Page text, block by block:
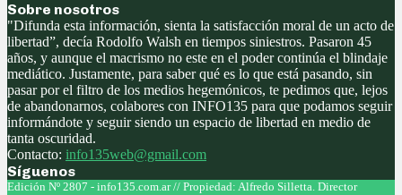
Sobre nosotros
"Difunda esta información, sienta la satisfacción moral de un acto de
libertad”, decía Rodolfo Walsh en tiempos siniestros. Pasaron 45
años, y aunque el macrismo no este en el poder continúa el blindaje
mediático. Justamente, para saber qué es lo que está pasando, sin
pasar por el filtro de los medios hegemónicos, te pedimos que, lejos
de abandonarnos, colabores con INFO135 para que podamos seguir
informándote y seguir siendo un espacio de libertad en medio de
tanta oscuridad.
Contacto: info135web@gmail.com
Síguenos
Facebook
Twitter
Instagram
Youtube
Edición Nº 2807 - info135.com.ar // Propiedad: Alfredo Silletta. Director